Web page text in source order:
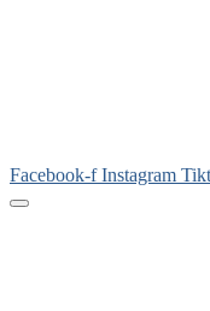
Facebook-f Instagram